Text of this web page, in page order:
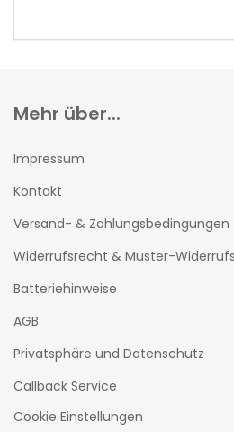
EIN.
Mehr über...
Impressum
Kontakt
Versand- & Zahlungsbedingungen
Widerrufsrecht & Muster-
Batteriehinweise
AGB
Privatsphäre und Datenschutz
Callback Service
Cookie Einstellungen